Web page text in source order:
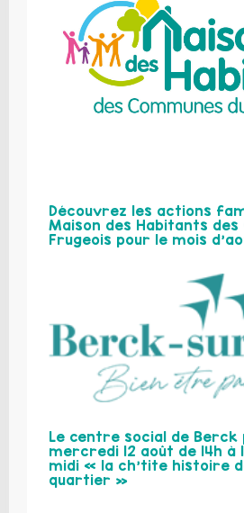
Découvrez les actions
Maison des Habitants des
Frugeois pour le mois
Le centre social de Berck
mercredi 12 août de 14h à
midi « la ch’tite histoire
quartier »